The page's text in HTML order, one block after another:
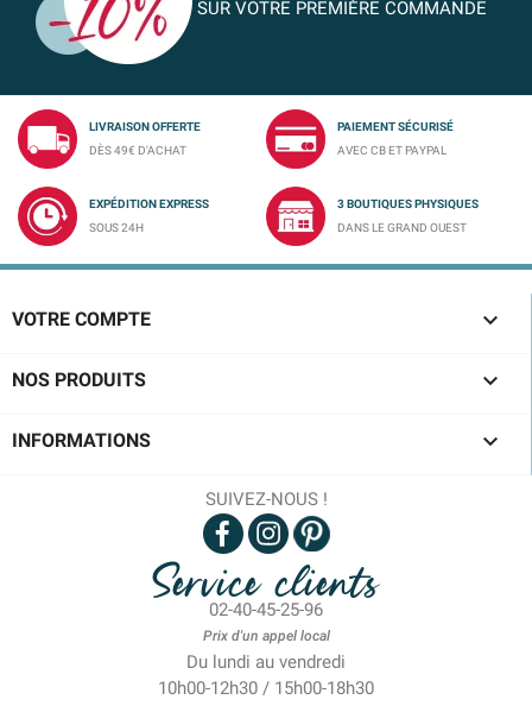
SUR VOTRE PREMIÈRE COMMANDE
LIVRAISON OFFERTE
DÈS 49€ D'ACHAT
PAIEMENT SÉCURISÉ
AVEC CB ET PAYPAL
EXPÉDITION EXPRESS
SOUS 24H
3 BOUTIQUES PHYSIQUES
DANS LE GRAND OUEST
VOTRE COMPTE 
NOS PRODUITS 
INFORMATIONS 
SUIVEZ-NOUS !
Service clients
02-40-45-25-96
Prix d'un appel local
Du lundi au vendredi
10h00-12h30 / 15h00-18h30